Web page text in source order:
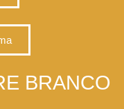
BRANCO